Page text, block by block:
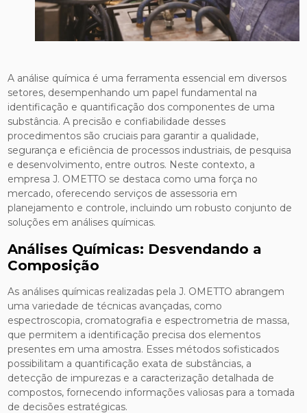
A análise química é uma ferramenta essencial em diversos
setores, desempenhando um papel fundamental na
identificação e quantificação dos componentes de uma
substância. A precisão e confiabilidade desses
procedimentos são cruciais para garantir a qualidade,
segurança e eficiência de processos industriais, de pesquisa
e desenvolvimento, entre outros. Neste contexto, a
empresa J. OMETTO se destaca como uma força no
mercado, oferecendo serviços de assessoria em
planejamento e controle, incluindo um robusto conjunto de
soluções em análises químicas.
Análises Químicas: Desvendando a
Composição
As análises químicas realizadas pela J. OMETTO abrangem
uma variedade de técnicas avançadas, como
espectroscopia, cromatografia e espectrometria de massa,
que permitem a identificação precisa dos elementos
presentes em uma amostra. Esses métodos sofisticados
possibilitam a quantificação exata de substâncias, a
detecção de impurezas e a caracterização detalhada de
compostos, fornecendo informações valiosas para a tomada
de decisões estratégicas.